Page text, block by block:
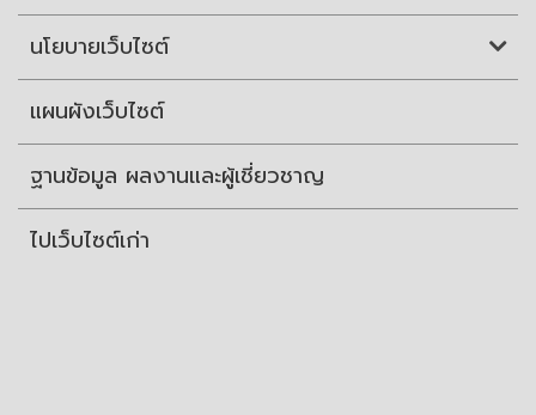
นโยบายเว็บไซต์
แผนผังเว็บไซต์
ฐานข้อมูล ผลงานและผู้เชี่ยวชาญ
ไปเว็บไซต์เก่า